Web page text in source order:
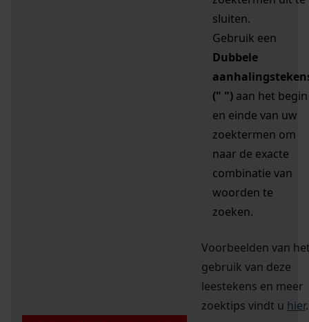
sluiten.
Gebruik een
Dubbele
(" ") aan het begin
en einde van uw
zoektermen om
naar de exacte
combinatie van
woorden te
zoeken.
Voorbeelden van
gebruik van deze
leestekens en meer
zoektips vindt u hier.